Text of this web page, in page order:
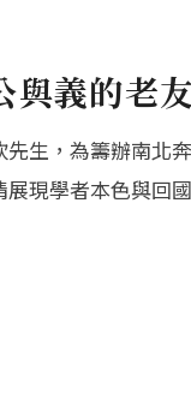
與義的老
生，為籌辦南北
現學者本色與回